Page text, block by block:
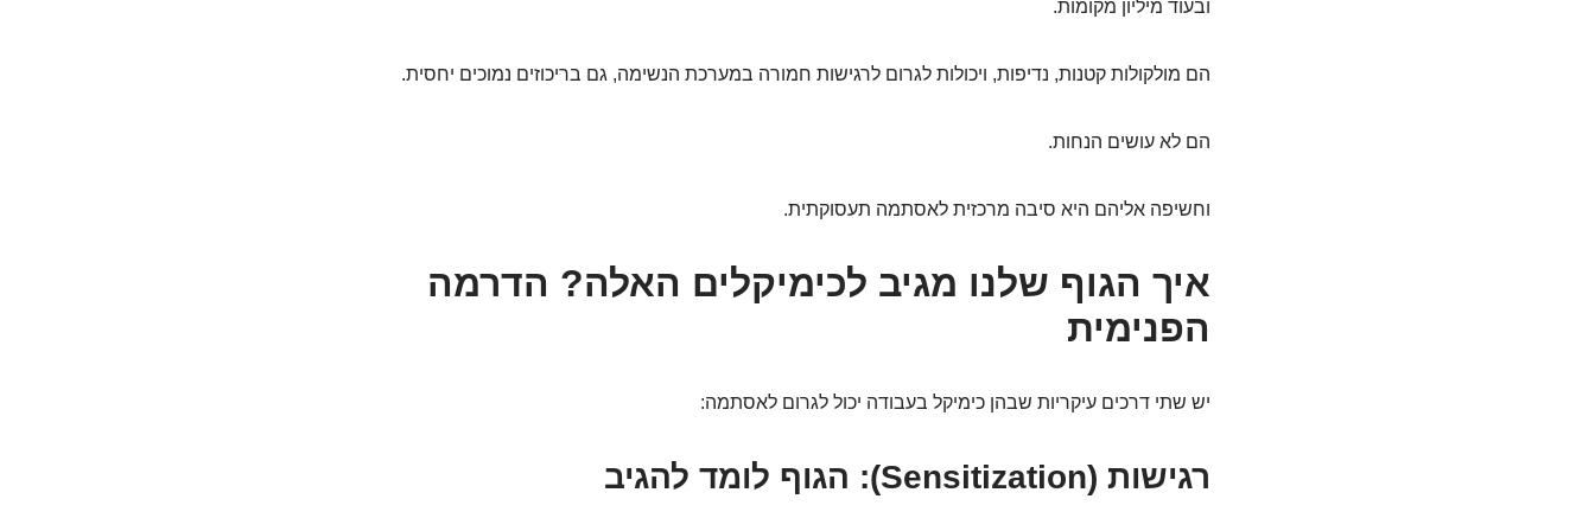
ובעוד מיליון מקומות.
הם מולקולות קטנות, נדיפות, ויכולות לגרום לרגישות חמורה במערכת הנשימה, גם בריכוזים נמוכים יחסית.
הם לא עושים הנחות.
וחשיפה אליהם היא סיבה מרכזית לאסתמה תעסוקתית.
איך הגוף שלנו מגיב לכימיקלים האלה? הדרמה
הפנימית
יש שתי דרכים עיקריות שבהן כימיקל בעבודה יכול לגרום לאסתמה:
רגישות (Sensitization): הגוף לומד להגיב